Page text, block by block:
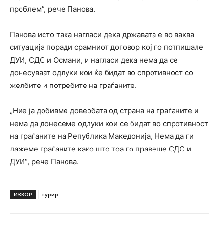
проблем”, рече Панова.
Панова исто така нагласи дека државата е во ваква
ситуација поради срамниот договор кој го потпишале
ДУИ, СДС и Османи, и нагласи дека нема да се
донесуваат одлуки кои ќе бидат во спротивност со
желбите и потребите на граѓаните.
„Ние ја добивме довербата од страна на граѓаните и
нема да донесеме одлуки кои се бидат во спротивност
на граѓаните на Република Македонија, Нема да ги
лажеме граѓаните како што тоа го правеше СДС и
ДУИ“, рече Панова.
ИЗВОР курир